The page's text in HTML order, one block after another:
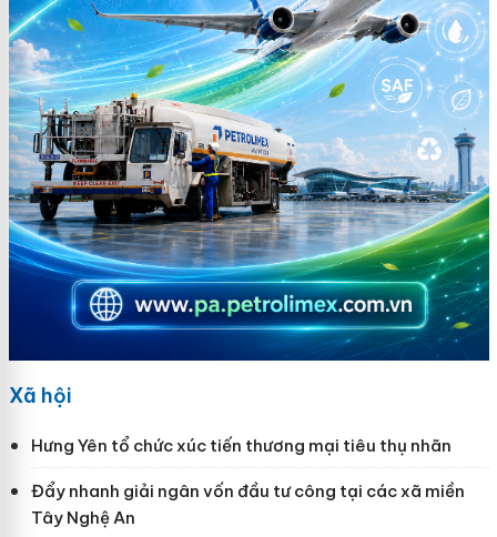
Xã hội
Hưng Yên tổ chức xúc tiến thương mại tiêu thụ nhãn
Đẩy nhanh giải ngân vốn đầu tư công tại các xã miền
Tây Nghệ An